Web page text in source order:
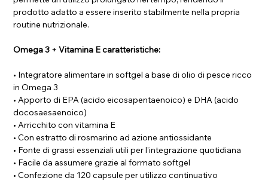
prodotto adatto a essere inserito stabilmente nella propria
routine nutrizionale.
Omega 3 + Vitamina E caratteristiche:
• Integratore alimentare in softgel a base di olio di pesce ricco
in Omega 3
• Apporto di EPA (acido eicosapentaenoico) e DHA (acido
docosaesaenoico)
• Arricchito con vitamina E
• Con estratto di rosmarino ad azione antiossidante
• Fonte di grassi essenziali utili per l’integrazione quotidiana
• Facile da assumere grazie al formato softgel
• Confezione da 120 capsule per utilizzo continuativo